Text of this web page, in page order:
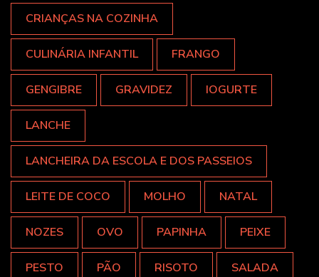
CRIANÇAS NA COZINHA
CULINÁRIA INFANTIL FRANGO
GENGIBRE GRAVIDEZ IOGURTE
LANCHE
LANCHEIRA DA ESCOLA E DOS PASSEIOS
LEITE DE COCO MOLHO NATAL
NOZES OVO PAPINHA PEIXE
PESTO PÃO RISOTO SALADA